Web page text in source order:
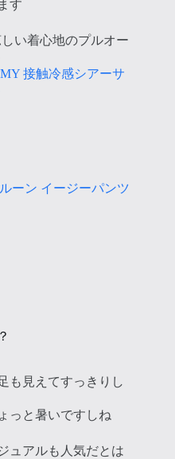
す
い着心地のプルオー
接触冷感シアーサ
ーン イージーパンツ
も見えてすっきりし
っと暑いですしね
ュアルも人気だとは